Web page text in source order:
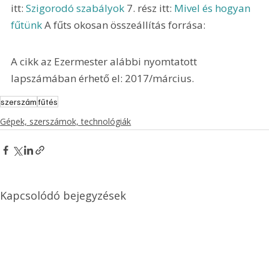
itt: Szigorodó szabályok 7. rész itt: Mivel és hogyan
fűtünk A fűts okosan összeállítás forrása:
A cikk az Ezermester alábbi nyomtatott
lapszámában érhető el: 2017/március.
szerszámfűtés
Gépek, szerszámok, technológiák
Kapcsolódó bejegyzések